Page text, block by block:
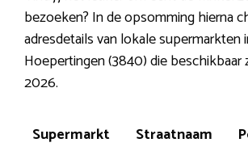
bezoeken? In de opsomming hierna
adresdetails van lokale supermarkten
Hoepertingen (3840) die beschikbaar
2026.
Supermarkt Straatnaam